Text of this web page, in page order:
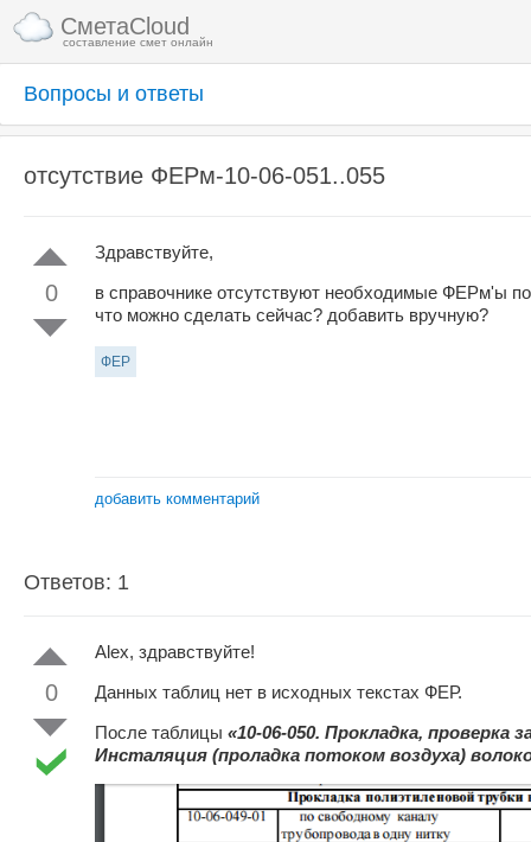
СметаCloud
составление смет онлайн
Вопросы и ответы
отсутствие ФЕРм-10-06-051..055
0
Здравствуйте,
в справочнике отсутствуют необходимые ФЕРм'ы
что можно сделать сейчас? добавить вручную?
ФЕР
добавить комментарий
Ответов: 1
0
Alex, здравствуйте!
Данных таблиц нет в исходных текстах ФЕР.
После таблицы «10-06-050. Прокладка,
Инсталяция (проладка потоком воздуха)